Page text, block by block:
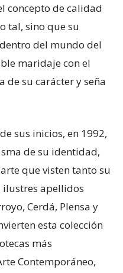
concepto de calidad
tal, sino que su
del mundo del
maridaje con el
de su carácter y seña
sus inicios, en 1992,
de su identidad,
que visten tanto su
ilustres apellidos
Cerdá, Plensa y
esta colección
más
Contemporáneo,